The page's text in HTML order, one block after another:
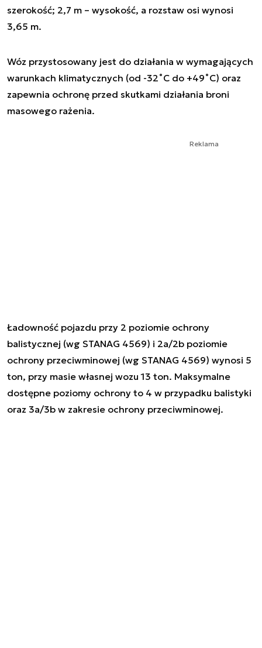
szerokość; 2,7 m – wysokość, a rozstaw osi wynosi
3,65 m.
Wóz przystosowany jest do działania w wymagających
warunkach klimatycznych (od -32˚C do +49˚C) oraz
zapewnia ochronę przed skutkami działania broni
masowego rażenia.
Reklama
Ładowność pojazdu przy 2 poziomie ochrony
balistycznej (wg STANAG 4569) i 2a/2b poziomie
ochrony przeciwminowej (wg STANAG 4569) wynosi 5
ton, przy masie własnej wozu 13 ton. Maksymalne
dostępne poziomy ochrony to 4 w przypadku balistyki
oraz 3a/3b w zakresie ochrony przeciwminowej.